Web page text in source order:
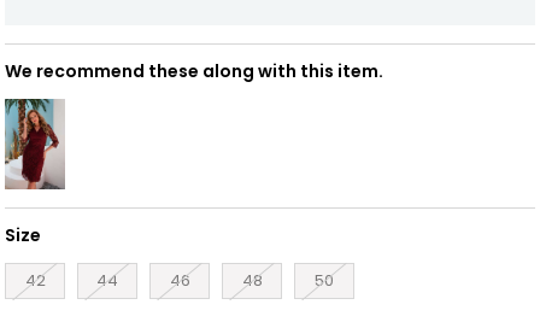
We recommend these along with this item.
Size
42 44 46 48 50